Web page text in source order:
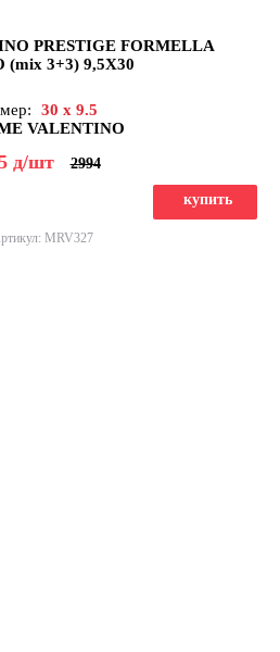
PRESTIGE FORMELLA
(mix 3+3) 9,5X30
30 x 9.5
VALENTINO
д/шт 2994
купить
MRV327